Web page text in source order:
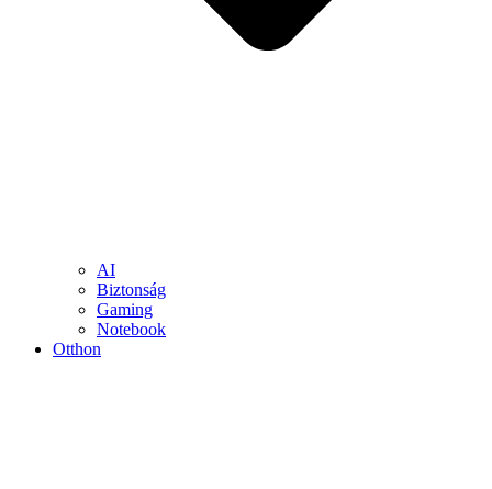
AI
Biztonság
Gaming
Notebook
Otthon